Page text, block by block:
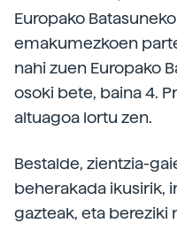
Europako
emakumezkoen
nahi zuen Europako
osoki bete, baina 4.
altuagoa lortu zen.
Bestalde, zientzia-
beherakada ikusirik,
gazteak, eta bereziki